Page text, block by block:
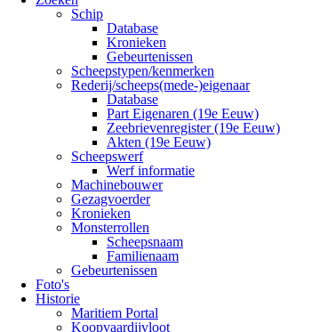
Schip
Database
Kronieken
Gebeurtenissen
Scheepstypen/kenmerken
Rederij/scheeps(mede-)eigenaar
Database
Part Eigenaren (19e Eeuw)
Zeebrievenregister (19e Eeuw)
Akten (19e Eeuw)
Scheepswerf
Werf informatie
Machinebouwer
Gezagvoerder
Kronieken
Monsterrollen
Scheepsnaam
Familienaam
Gebeurtenissen
Foto's
Historie
Maritiem Portal
Koopvaardijvloot